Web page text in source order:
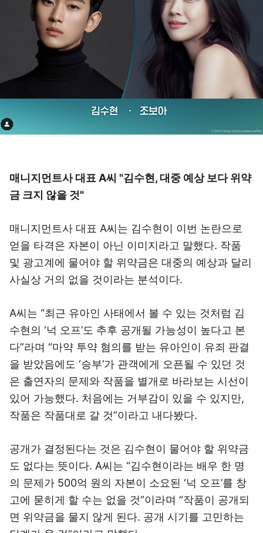
매니지먼트사 대표 A씨 "김수현, 대중 예상 보다 위약
금 크지 않을 것"
매니지먼트사 대표 A씨는 김수현이 이번 논란으로
얻을 타격은 자본이 아닌 이미지라고 말했다. 작품
및 광고계에 물어야 할 위약금은 대중의 예상과 달리
사실상 거의 없을 것이라는 분석이다.
A씨는 “최근 유아인 사태에서 볼 수 있는 것처럼 김
수현의 ‘넉 오프’도 추후 공개될 가능성이 높다고 본
다”라며 “마약 투약 혐의를 받는 유아인이 유죄 판결
을 받았음에도 ‘승부’가 관객에게 오픈될 수 있던 것
은 출연자의 문제와 작품을 별개로 바라보는 시선이
있어 가능했다. 처음에는 거부감이 있을 수 있지만,
작품은 작품대로 갈 것”이라고 내다봤다.
공개가 결정된다는 것은 김수현이 물어야 할 위약금
도 없다는 뜻이다. A씨는 “김수현이라는 배우 한 명
의 문제가 500억 원의 자본이 소요된 ‘넉 오프’를 창
고에 묻히게 할 수는 없을 것”이라며 “작품이 공개되
면 위약금을 물지 않게 된다. 공개 시기를 고민하는